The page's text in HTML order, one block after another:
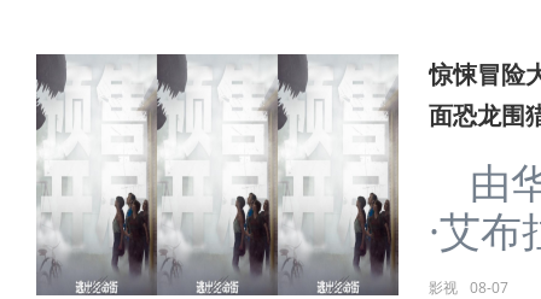
惊悚冒险
面恐龙围
由
·艾
影视 08-07